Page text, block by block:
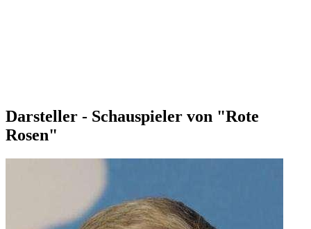
Darsteller - Schauspieler von "Rote
Rosen"